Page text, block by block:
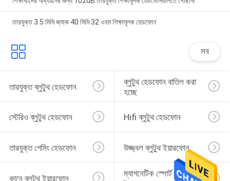
তারযুক্ত 3.5 মিমি জ্যাক 40 মিমি 32 ওহম শিক্ষামূলক হেডফোন
সব
তারযুক্ত ব্লুটুথ হেডফোন
ব্লুটুথ হেডফোন বাতিল করা
হচ্ছে
স্টেরিও ব্লুটুথ হেডফোন Hifi ব্লুটুথ হেডফোন
তারযুক্ত গেমিং হেডফোন উজ্জ্বল ব্লুটুথ ইয়ারফোন
কানে ব্লুটুথ ইয়ারফোন
ম্যাগনেটিক স্পোর্ট ব্লুটুথ